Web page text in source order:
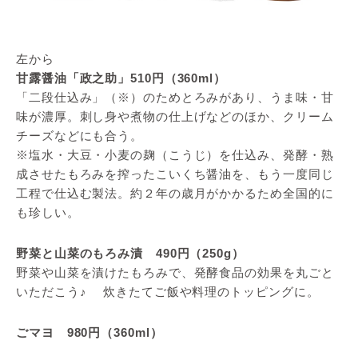
左から
甘露醤油「政之助」510円（360ml）
「二段仕込み」（※）のためとろみがあり、うま味・甘
味が濃厚。刺し身や煮物の仕上げなどのほか、クリーム
チーズなどにも合う。
※塩水・大豆・小麦の麹（こうじ）を仕込み、発酵・熟
成させたもろみを搾ったこいくち醤油を、もう一度同じ
工程で仕込む製法。約２年の歳月がかかるため全国的に
も珍しい。
野菜と山菜のもろみ漬 490円（250g）
野菜や山菜を漬けたもろみで、発酵食品の効果を丸ごと
いただこう♪ 炊きたてご飯や料理のトッピングに。
ごマヨ 980円（360ml）